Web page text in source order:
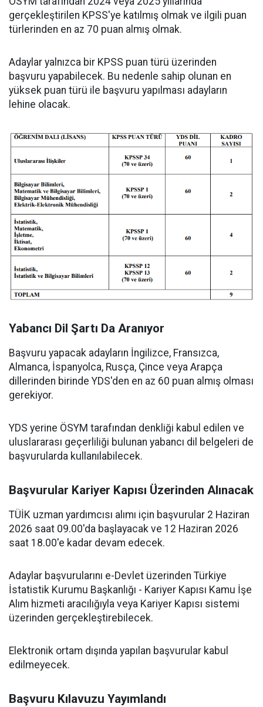
gerçekleştirilen KPSS'ye katılmış olmak ve ilgili puan
türlerinden en az 70 puan almış olmak.
Adaylar yalnızca bir KPSS puan türü üzerinden
başvuru yapabilecek. Bu nedenle sahip olunan en
yüksek puan türü ile başvuru yapılması adayların
lehine olacak.
Yabancı Dil Şartı Da Aranıyor
Başvuru yapacak adayların İngilizce, Fransızca,
Almanca, İspanyolca, Rusça, Çince veya Arapça
dillerinden birinde YDS'den en az 60 puan almış olması
gerekiyor.
YDS yerine ÖSYM tarafından denkliği kabul edilen ve
uluslararası geçerliliği bulunan yabancı dil belgeleri de
başvurularda kullanılabilecek.
Başvurular Kariyer Kapısı Üzerinden Alınacak
TÜİK uzman yardımcısı alımı için başvurular 2 Haziran
2026 saat 09.00'da başlayacak ve 12 Haziran 2026
saat 18.00'e kadar devam edecek.
Adaylar başvurularını e-Devlet üzerinden Türkiye
İstatistik Kurumu Başkanlığı - Kariyer Kapısı Kamu İşe
Alım hizmeti aracılığıyla veya Kariyer Kapısı sistemi
üzerinden gerçekleştirebilecek.
Elektronik ortam dışında yapılan başvurular kabul
edilmeyecek.
Başvuru Kılavuzu Yayımlandı